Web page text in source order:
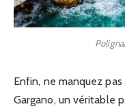
Enfin, ne manquez
Gargano, un véritable